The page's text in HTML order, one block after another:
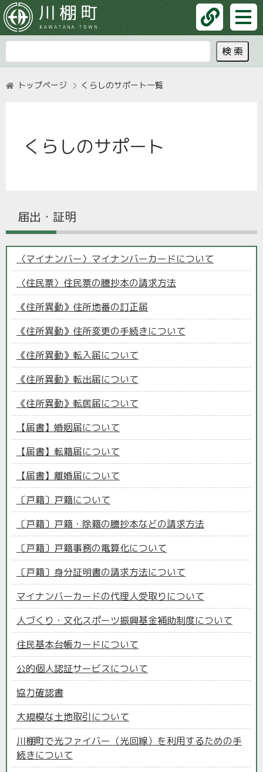
トップページ くらしのサポート一覧
くらしのサポート
届出・証明
〈マイナンバー〉マイナンバーカードについて
〈住民票〉住民票の謄抄本の請求方法
《住所異動》住所地番の訂正届
《住所異動》住所変更の手続きについて
《住所異動》転入届について
《住所異動》転出届について
《住所異動》転居届について
【届書】婚姻届について
【届書】転籍届について
【届書】離婚届について
〔戸籍〕戸籍について
〔戸籍〕戸籍・除籍の謄抄本などの請求方法
〔戸籍〕戸籍事務の電算化について
〔戸籍〕身分証明書の請求方法について
マイナンバーカードの代理人受取りについて
人づくり・文化スポーツ振興基金補助制度について
住民基本台帳カードについて
公的個人認証サービスについて
協力確認書
大規模な土地取引について
川棚町で光ファイバー（光回線）を利用するための手
続きについて